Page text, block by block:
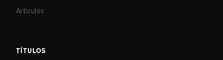
Artículos
TÍTULOS